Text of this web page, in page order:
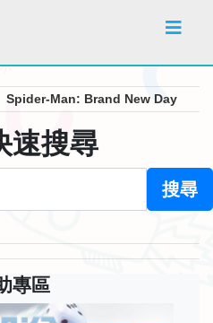
Spider-Man: Brand New Day
速搜尋
搜尋
專區